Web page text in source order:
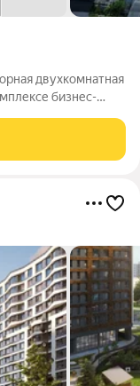
двухкомнатная
бизнес-
вид на город.